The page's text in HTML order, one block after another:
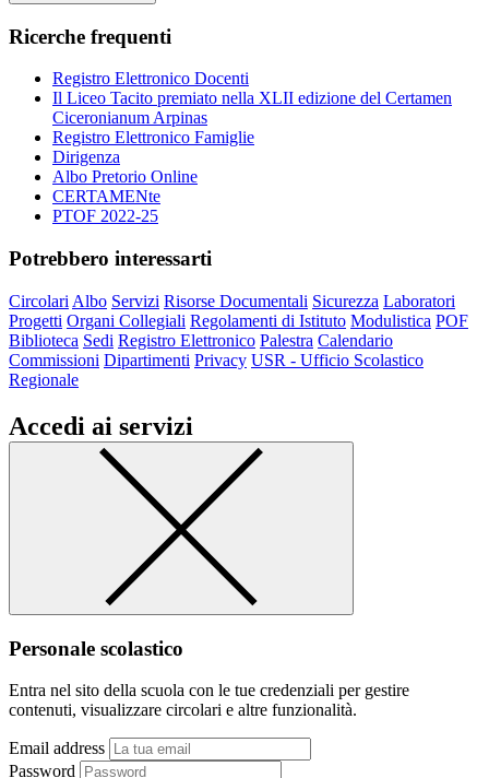
Ricerche frequenti
Registro Elettronico Docenti
Il Liceo Tacito premiato nella XLII edizione del Certamen
Ciceronianum Arpinas
Registro Elettronico Famiglie
Dirigenza
Albo Pretorio Online
CERTAMENte
PTOF 2022-25
Potrebbero interessarti
Circolari Albo Servizi Risorse Documentali Sicurezza Laboratori
Progetti Organi Collegiali Regolamenti di Istituto Modulistica POF
Biblioteca Sedi Registro Elettronico Palestra Calendario
Commissioni Dipartimenti Privacy USR - Ufficio Scolastico
Regionale
Accedi ai servizi
Personale scolastico
Entra nel sito della scuola con le tue credenziali per gestire
contenuti, visualizzare circolari e altre funzionalità.
Email address
Password